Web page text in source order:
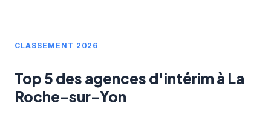
CLASSEMENT 2026
Top 5 des agences d'intérim à La
Roche-sur-Yon